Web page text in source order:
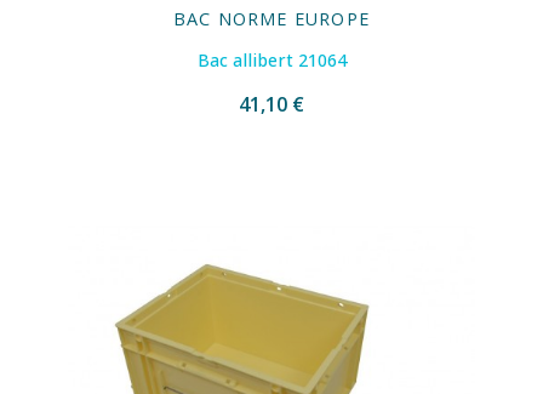
BAC NORME EUROPE
Bac allibert 21064
41,10 €